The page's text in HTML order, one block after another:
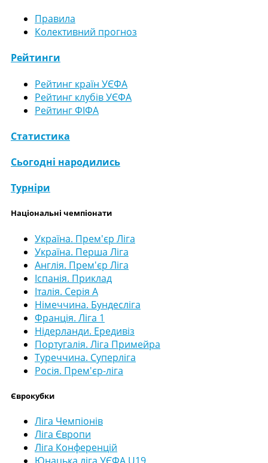
Правила
Колективний прогноз
Рейтинги
Рейтинг країн УЄФА
Рейтинг клубів УЄФА
Рейтинг ФІФА
Статистика
Сьогодні народились
Турніри
Національні чемпіонати
Україна. Прем'єр Ліга
Україна. Перша Ліга
Англія. Прем'єр Ліга
Іспанія. Приклад
Італія. Серія А
Німеччина. Бундесліга
Франція. Ліга 1
Нідерланди. Ередивіз
Португалія. Ліга Примейра
Туреччина. Суперліга
Росія. Прем'єр-ліга
Єврокубки
Ліга Чемпіонів
Ліга Європи
Ліга Конференцій